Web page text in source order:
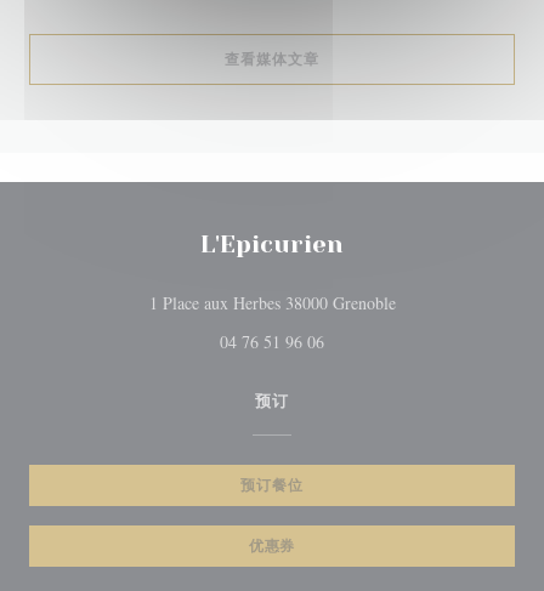
查看媒体文章((在新窗口中打开))
L'Epicurien
1 Place aux Herbes 38000 Grenoble((在新窗口中打开))
04 76 51 96 06
预订
预订餐位
优惠券